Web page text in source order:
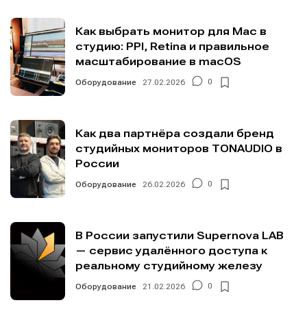
Как выбрать монитор для Mac в
студию: PPI, Retina и правильное
масштабирование в macOS
Оборудование 27.02.2026 0
Как два партнёра создали бренд
студийных мониторов TONAUDIO в
России
Оборудование 26.02.2026 0
В России запустили Supernova LAB
— сервис удалённого доступа к
реальному студийному железу
Оборудование 21.02.2026 0